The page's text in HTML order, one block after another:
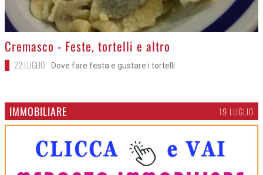
>
Cremasco - Feste, tortelli e altro
22 LUGLIO Dove fare festa e gustare i tortelli
IMMOBILIARE 19 LUGLIO